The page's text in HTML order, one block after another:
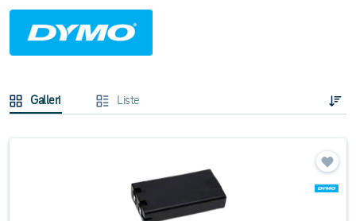
Galleri Liste